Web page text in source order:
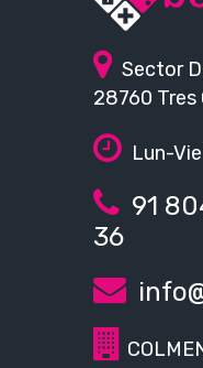
Sector
28760 Tres
Lun-
91
36